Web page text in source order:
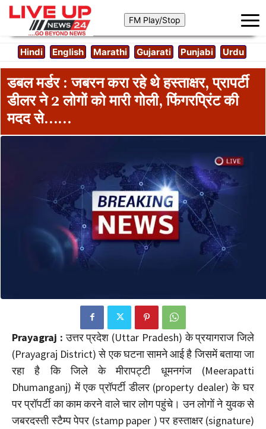
Hindi English Marathi Gujarati Punjabi Urdu
डबल मर्डर : जबरन करा रहे थे हस्ताक्षर, प्रापर्टी
डीलर ने 2 लोगों को मारी गोली, फिंगरप्रिंट की
मदद से……
Prayagraj : उत्तर प्रदेश (Uttar Pradesh) के प्रयागराज जिले
(Prayagraj District) से एक घटना सामने आई है जिसमें बताया जा
रहा है कि जिले के मीरापट्टी धूमनगंज (Meerapatti
Dhumanganj) में एक प्रॉपर्टी डीलर (property dealer) के घर
पर प्रॉपर्टी का काम करने वाले चार लोग पहुंचे। उन लोगों ने युवक से
जबरदस्ती स्टैम्प पेपर (stamp paper ) पर हस्ताक्षर (signature)